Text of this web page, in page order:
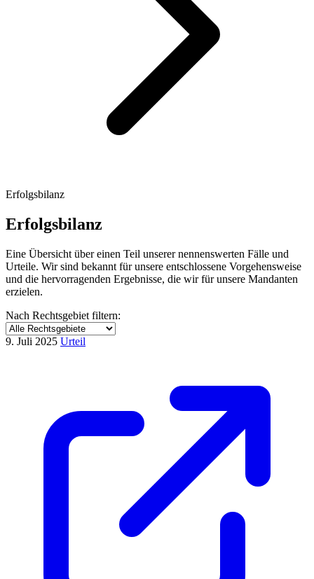
Erfolgsbilanz
Erfolgsbilanz
Eine Übersicht über einen Teil unserer nennenswerten Fälle und
Urteile. Wir sind bekannt für unsere entschlossene Vorgehensweise
und die hervorragenden Ergebnisse, die wir für unsere Mandanten
erzielen.
Nach Rechtsgebiet filtern:
9. Juli 2025 Urteil